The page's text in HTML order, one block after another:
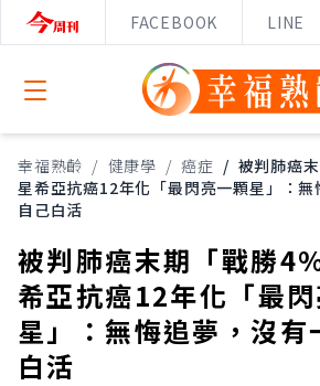
FACEBOOK LINE
Open menu
幸福熟齡 / 健康學 / 癌症 / 被判肺癌
星希亞抗癌12年化「最閃亮一顆星」：
自己白活
被判肺癌末期「戰勝
希亞抗癌12年化「最
星」：無悔追夢，沒有
白活